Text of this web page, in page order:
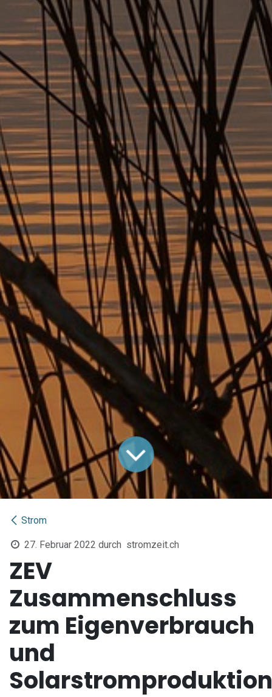
Strom
27. Februar 2022 durch stromzeit.ch
ZEV
Zusammenschluss
zum Eigenverbrauch
und